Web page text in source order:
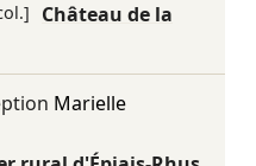
Château de la
Marielle